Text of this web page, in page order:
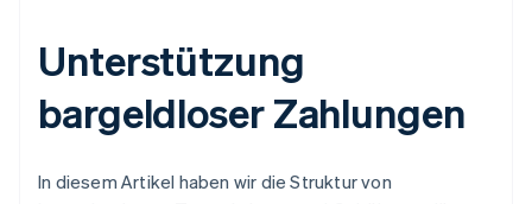
Unterstützung
bargeldloser Zahlungen
In diesem Artikel haben wir die Struktur von